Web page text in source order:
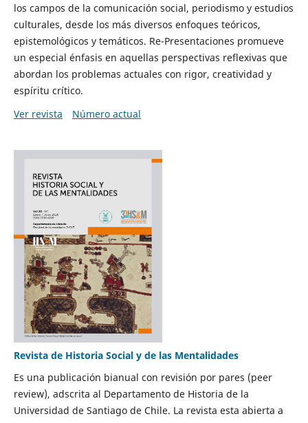
los campos de la comunicación social, periodismo y estudios
culturales, desde los más diversos enfoques teóricos,
epistemológicos y temáticos. Re-Presentaciones promueve
un especial énfasis en aquellas perspectivas reflexivas que
abordan los problemas actuales con rigor, creatividad y
espíritu crítico.
Ver revista
Número actual
Revista de Historia Social y de las Mentalidades
Es una publicación bianual con revisión por pares (peer
review), adscrita al Departamento de Historia de la
Universidad de Santiago de Chile. La revista esta abierta a